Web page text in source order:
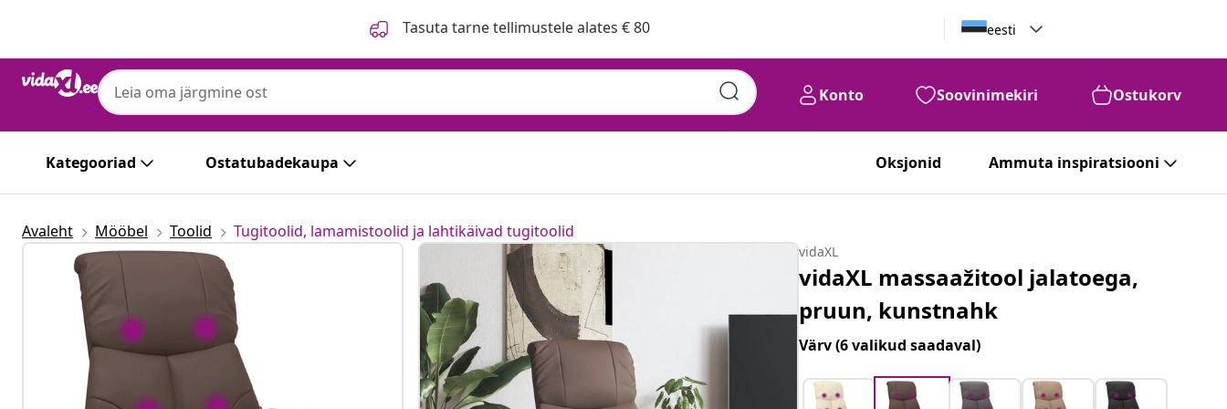
Tasuta tarne tellimustele alates € 80 eesti
Konto Soovinimekiri Ostukorv
Kategooriad Ostatubadekaupa Oksjonid Ammuta inspiratsiooni
Avaleht Mööbel Toolid Tugitoolid, lamamistoolid ja lahtikäivad tugitoolid
vidaXL
vidaXL massaažitool jalatoega,
pruun, kunstnahk
Värv(6 valikud saadaval)